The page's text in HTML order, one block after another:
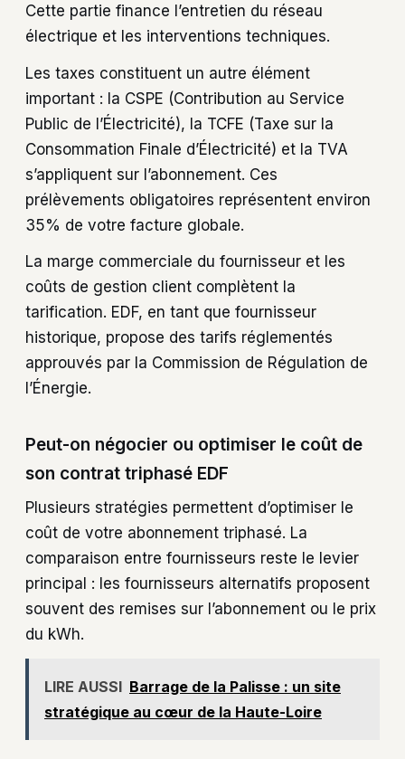
Cette partie finance l’entretien du réseau
électrique et les interventions techniques.
Les taxes constituent un autre élément
important : la CSPE (Contribution au Service
Public de l’Électricité), la TCFE (Taxe sur la
Consommation Finale d’Électricité) et la TVA
s’appliquent sur l’abonnement. Ces
prélèvements obligatoires représentent environ
35% de votre facture globale.
La marge commerciale du fournisseur et les
coûts de gestion client complètent la
tarification. EDF, en tant que fournisseur
historique, propose des tarifs réglementés
approuvés par la Commission de Régulation de
l’Énergie.
Peut-on négocier ou optimiser le coût de
son contrat triphasé EDF
Plusieurs stratégies permettent d’optimiser le
coût de votre abonnement triphasé. La
comparaison entre fournisseurs reste le levier
principal : les fournisseurs alternatifs proposent
souvent des remises sur l’abonnement ou le prix
du kWh.
LIRE AUSSI Barrage de la Palisse : un site
stratégique au cœur de la Haute-Loire